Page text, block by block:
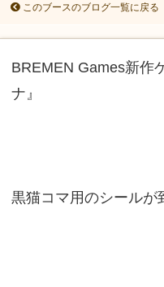
このブースのブログ一覧に戻る
BREMEN Games新作
ナ』
黒猫コマ用のシールが